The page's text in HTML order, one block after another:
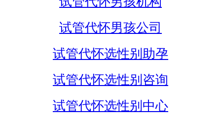
试管代怀男孩公司
试管代怀选性别助孕
试管代怀选性别咨询
试管代怀选性别中心